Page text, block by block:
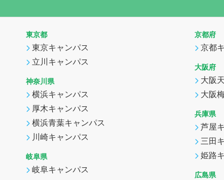
東京都
東京キャンパス
立川キャンパス
神奈川県
横浜キャンパス
厚木キャンパス
横浜青葉キャンパス
川崎キャンパス
岐阜県
岐阜キャンパス
京都府
京都
大阪府
大阪
大阪
兵庫県
芦屋
三田
姫路
広島県